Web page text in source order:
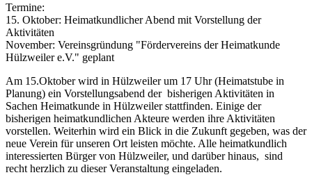
Termine:
15. Oktober: Heimatkundlicher Abend mit Vorstellung der
Aktivitäten
November: Vereinsgründung "Fördervereins der Heimatkunde
Hülzweiler e.V." geplant
Am 15.Oktober wird in Hülzweiler um 17 Uhr (Heimatstube in
Planung) ein Vorstellungsabend der bisherigen Aktivitäten in
Sachen Heimatkunde in Hülzweiler stattfinden. Einige der
bisherigen heimatkundlichen Akteure werden ihre Aktivitäten
vorstellen. Weiterhin wird ein Blick in die Zukunft gegeben, was der
neue Verein für unseren Ort leisten möchte. Alle heimatkundlich
interessierten Bürger von Hülzweiler, und darüber hinaus, sind
recht herzlich zu dieser Veranstaltung eingeladen.